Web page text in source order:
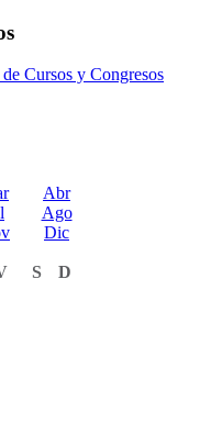
Cursos y Congresos
Abr
Ago
Dic
S
D